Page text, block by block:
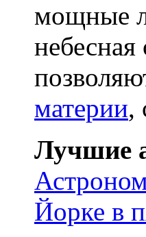
мощные
материи,
Лучшие
Йорке в